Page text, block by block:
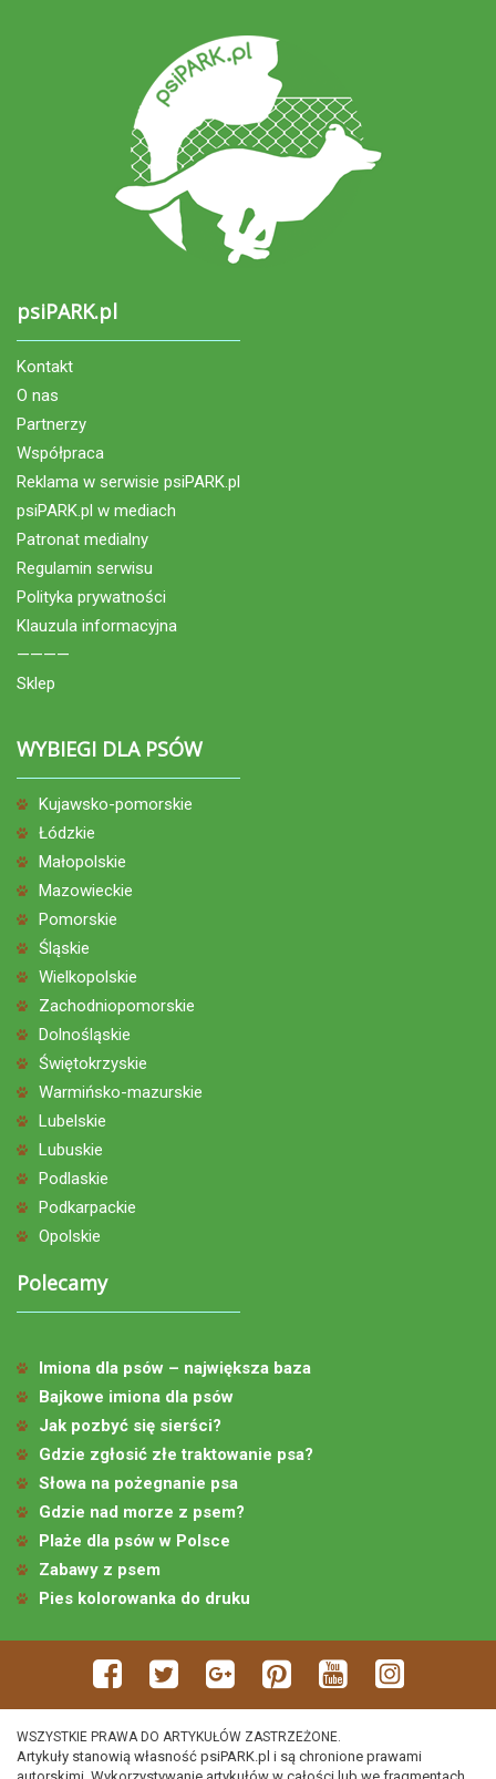
psiPARK.pl
Kontakt
O nas
Partnerzy
Współpraca
Reklama w serwisie psiPARK.pl
psiPARK.pl w mediach
Patronat medialny
Regulamin serwisu
Polityka prywatności
Klauzula informacyjna
————
Sklep
WYBIEGI DLA PSÓW
Kujawsko-pomorskie
Łódzkie
Małopolskie
Mazowieckie
Pomorskie
Śląskie
Wielkopolskie
Zachodniopomorskie
Dolnośląskie
Świętokrzyskie
Warmińsko-mazurskie
Lubelskie
Lubuskie
Podlaskie
Podkarpackie
Opolskie
Polecamy
Imiona dla psów – największa baza
Bajkowe imiona dla psów
Jak pozbyć się sierści?
Gdzie zgłosić złe traktowanie psa?
Słowa na pożegnanie psa
Gdzie nad morze z psem?
Plaże dla psów w Polsce
Zabawy z psem
Pies kolorowanka do druku
WSZYSTKIE PRAWA DO ARTYKUŁÓW ZASTRZEŻONE.
Artykuły stanowią własność psiPARK.pl i są chronione prawami